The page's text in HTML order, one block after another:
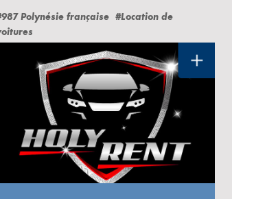
Polynésie française #Location de